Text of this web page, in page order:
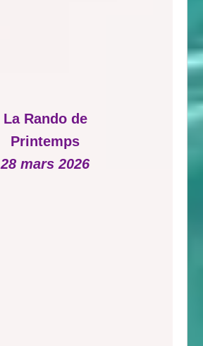
La Rando de
Printemps
28 mars 2026